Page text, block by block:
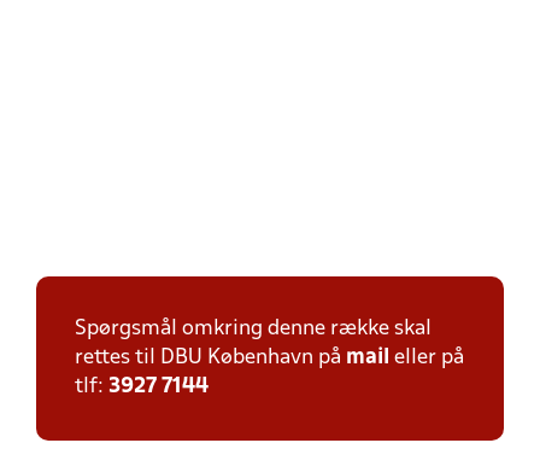
Spørgsmål omkring denne række skal
rettes til DBU København på mail eller på
tlf: 3927 7144